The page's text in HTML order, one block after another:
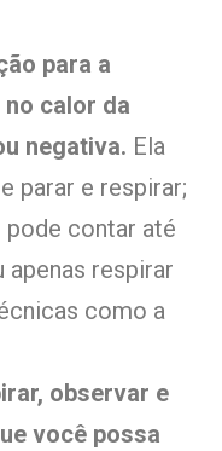
para a
calor da
negativa. Ela
parar e respirar;
contar até
apenas respirar
como a
observar e
você possa